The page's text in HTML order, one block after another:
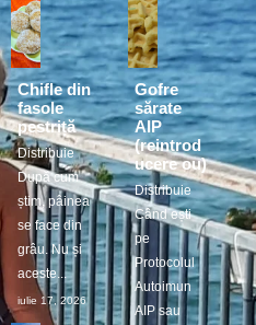
Chifle din
fasole
pestriță
Distribuie
După cum
știm, pâinea
se face din
grâu. Nu și
aceste...
iulie 17, 2026
Gofre
sărate
AIP
(reintrod
ucere ou)
Distribuie
Când ești
pe
Protocolul
Autoimun
AIP sau